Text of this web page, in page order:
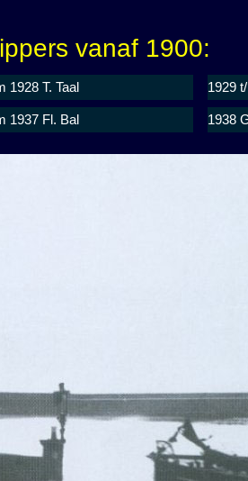
vanaf 1900:
1928 T. Taal 1929
1937 Fl. Bal 1938